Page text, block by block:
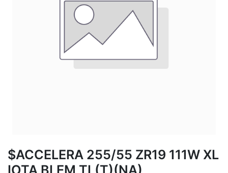
$ACCELERA 255/55 ZR19 111W XL
IOTA BLEM TL(T)(NA)